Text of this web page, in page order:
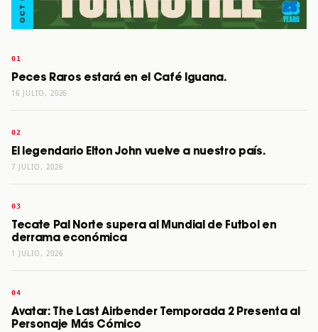
Peces Raros estará en el Café Iguana.
16 JULIO, 2026
El legendario Elton John vuelve a nuestro país.
7 JULIO, 2026
Tecate Pal Norte supera al Mundial de Futbol en
derrama económica
1 JULIO, 2026
Avatar: The Last Airbender Temporada 2 Presenta al
Personaje Más Cómico